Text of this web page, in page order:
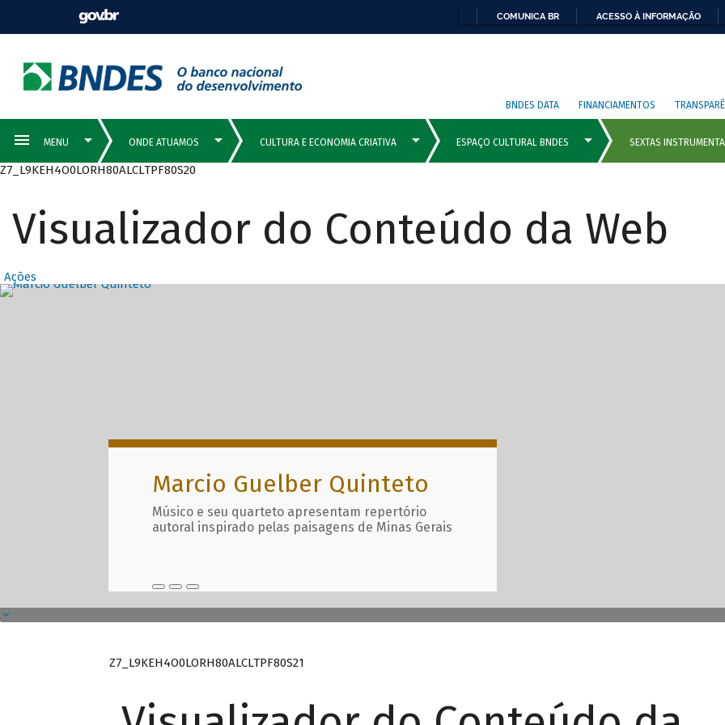
COMUNICA BR ACESSO À INFORMAÇÃO
BNDES DATA FINANCIAMENTOS
Z7_L9KEH4O0LORH80ALCLTPF80S20
Visualizador do Conteúdo da Web
Ações
Destaques Principais com
Marcio Guelber Quinteto
Músico e seu quarteto apresentam repertório
autoral inspirado pelas paisagens de Minas Gerais
Z7_L9KEH4O0LORH80ALCLTPF80S21